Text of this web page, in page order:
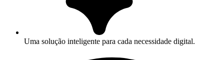
Uma solução inteligente para cada necessidade digital.